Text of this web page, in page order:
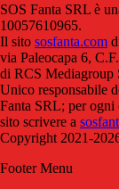
SOS Fanta SRL è
10057610965.
Il sito sosfanta.com
via Paleocapa 6,
di RCS Mediagroup
Unico responsabile
Fanta SRL; per ogni
sito scrivere a
Copyright 2021-
Footer Menu